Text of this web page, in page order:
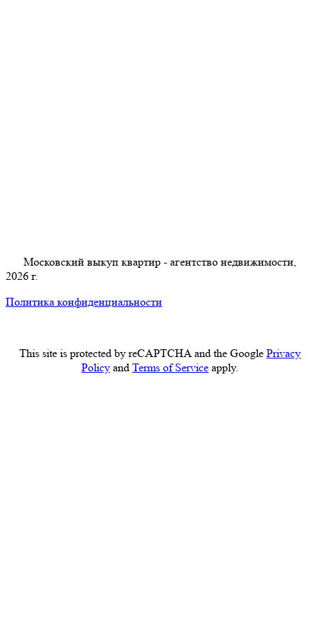
Московский выкуп квартир - агентство недвижимости,
2026 г.
Политика конфиденциальности
This site is protected by reCAPTCHA and the Google Privacy
Policy and Terms of Service apply.